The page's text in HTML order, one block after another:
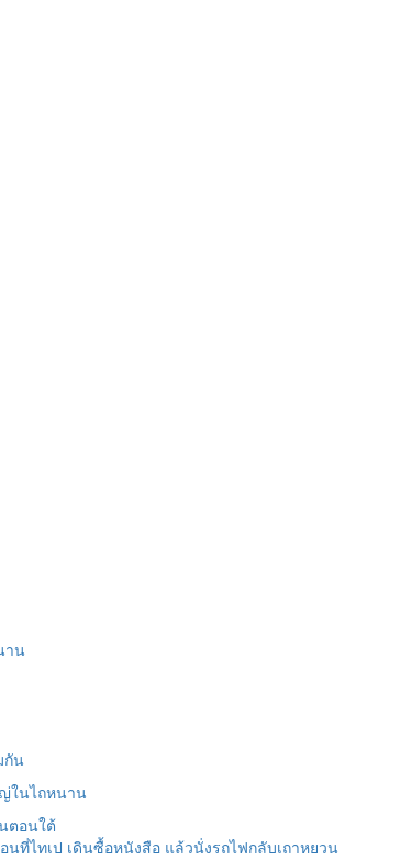
าน
กัน
ในไถหนาน
ตอนใต้
นที่ไทเป เดินซื้อหนังสือ แล้วนั่งรถไฟกลับเถาหยวน